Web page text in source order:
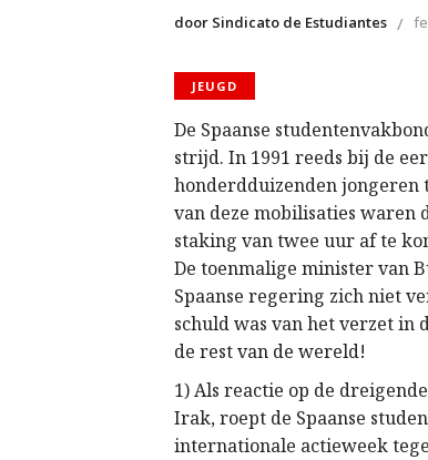
door Sindicato de Estudiantes
JEUGD
De Spaanse
strijd. In 1991 reeds bij de
honderdduizenden jongeren
van deze mobilisaties waren
staking van twee uur af te
De toenmalige minister van
Spaanse regering zich niet
schuld was van het verzet in
de rest van de wereld!
1) Als reactie op de
Irak, roept de Spaanse
internationale actieweek